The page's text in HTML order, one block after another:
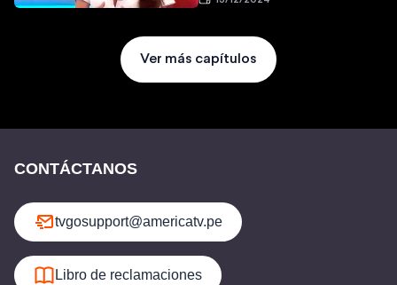
Ver más capítulos
CONTÁCTANOS
tvgosupport@americatv.pe
Libro de reclamaciones